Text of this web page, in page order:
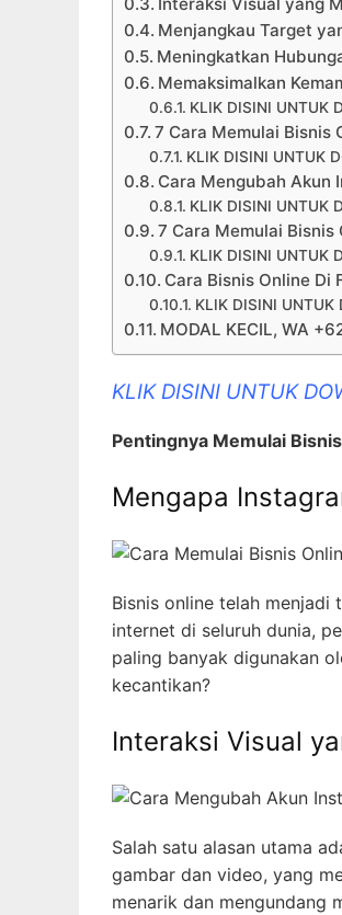
Menjangkau Target
Meningkatkan
Memaksimalkan
KLIK DISINI UNTUK
7 Cara Memulai Bisnis
KLIK DISINI UNTUK
Cara Mengubah Akun
KLIK DISINI UNTUK
7 Cara Memulai
KLIK DISINI UNTUK
Cara Bisnis Online Di
KLIK DISINI UNTUK
MODAL KECIL, WA
KLIK DISINI UNTUK
Pentingnya Memulai
Mengapa
Bisnis online telah
internet di seluruh dunia,
paling banyak digunakan
kecantikan?
Interaksi Visual
Salah satu alasan utama
gambar dan video, yang
menarik dan mengundang